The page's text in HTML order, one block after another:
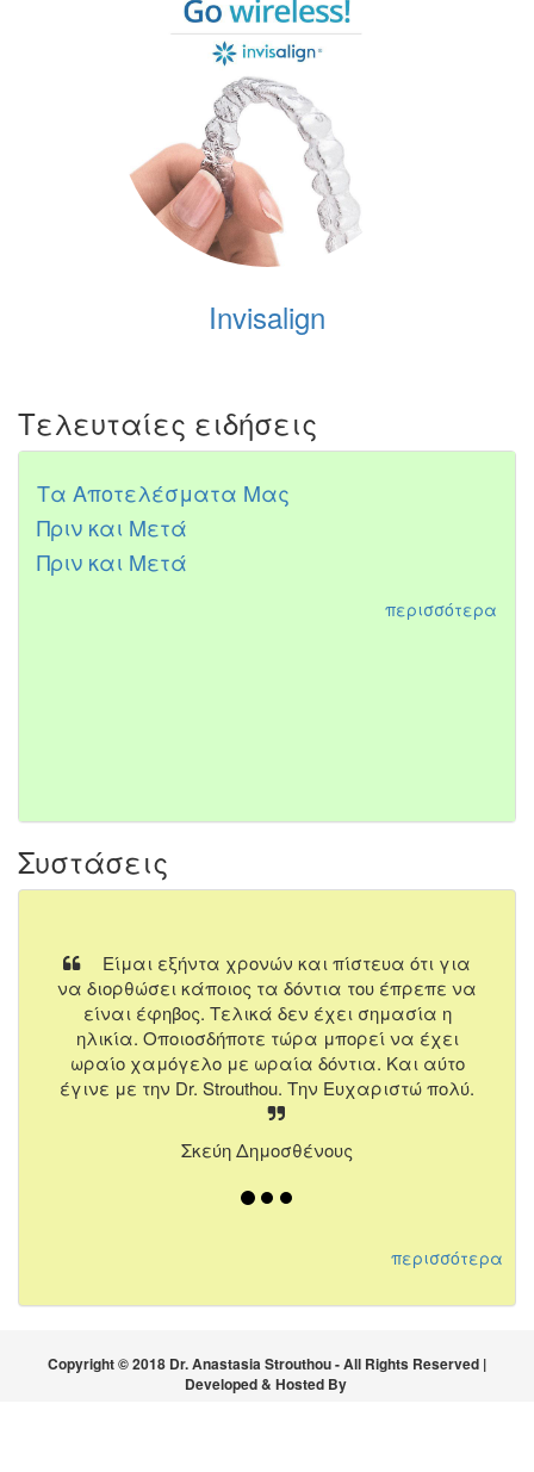
Invisalign
Τελευταίες ειδήσεις
Τα Αποτελέσματα Μας
Πριν και Μετά
Πριν και Μετά
περισσότερα
Συστάσεις
Είμαι εξήντα χρονών και πίστευα ότι για
να διορθώσει κάποιος τα δόντια του έπρεπε να
είναι έφηβος. Τελικά δεν έχει σημασία η
ηλικία. Οποιοσδήποτε τώρα μπορεί να έχει
ωραίο χαμόγελο με ωραία δόντια. Και αύτο
έγινε με την Dr. Strouthou. Την Ευχαριστώ πολύ.
Σκεύη Δημοσθένους
περισσότερα
Copyright © 2018 Dr. Anastasia Strouthou - All Rights Reserved |
Developed & Hosted By